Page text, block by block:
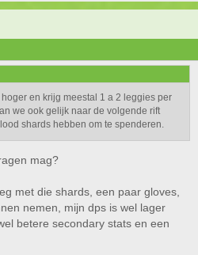
hoger en krijg meestal 1 a 2 leggies per
we ook gelijk naar de volgende rift
shards hebben om te spenderen.
mag?
met die shards, een paar gloves,
nemen, mijn dps is wel lager
betere secondary stats en een